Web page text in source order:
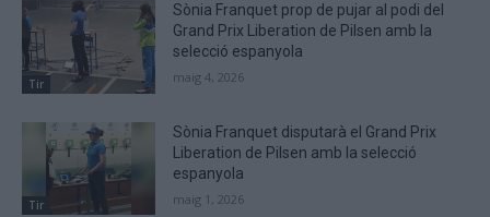
Tir
Sònia Franquet prop de pujar al podi del
Grand Prix Liberation de Pilsen amb la
selecció espanyola
maig 4, 2026
Tir
Sònia Franquet disputarà el Grand Prix
Liberation de Pilsen amb la selecció
espanyola
maig 1, 2026